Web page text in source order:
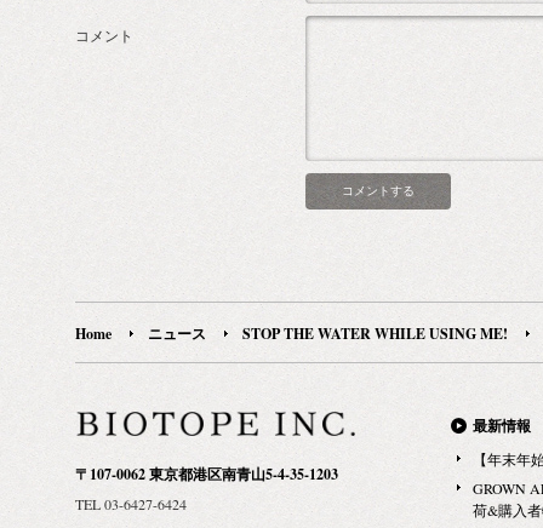
コメント
Home ニュース STOP THE WATER WHILE USING ME!
〒107-0062 東京都港区南青山5-4-35-1203
TEL 03-6427-6424
最新情報
【年末年
GROWN
荷&購入